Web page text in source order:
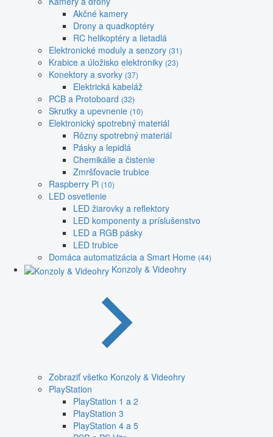
Akčné kamery
Drony a quadkoptéry
RC helikoptéry a lietadlá
Elektronické moduly a senzory (31)
Krabice a úložisko elektroniky (23)
Konektory a svorky (37)
Elektrická kabeláž
PCB a Protoboard (32)
Skrutky a upevnenie (10)
Elektronický spotrebný materiál
Rôzny spotrebný materiál
Pásky a lepidlá
Chemikálie a čistenie
Zmršťovacie trubice
Raspberry Pi (10)
LED osvetlenie
LED žiarovky a reflektory
LED komponenty a príslušenstvo
LED a RGB pásky
LED trubice
Domáca automatizácia a Smart Home (44)
Konzoly & Videohry
Zobraziť všetko Konzoly & Videohry
PlayStation
PlayStation 1 a 2
PlayStation 3
PlayStation 4 a 5